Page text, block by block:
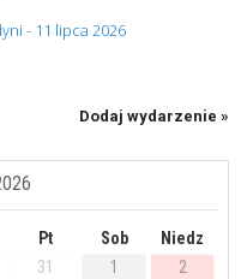
- 11 lipca 2026
Dodaj wydarzenie »
Pt Sob
Niedz
31 1 2